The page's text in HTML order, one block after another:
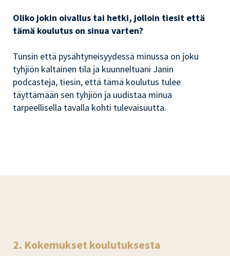
Oliko jokin oivallus tai hetki, jolloin tiesit että
tämä koulutus on sinua varten?
Tunsin että pysähtyneisyydessä minussa on joku
tyhjiön kaltainen tila ja kuunneltuani Janin
podcasteja, tiesin, että tämä koulutus tulee
täyttämään sen tyhjiön ja uudistaa minua
tarpeellisella tavalla kohti tulevaisuutta.
2. Kokemukset koulutuksesta